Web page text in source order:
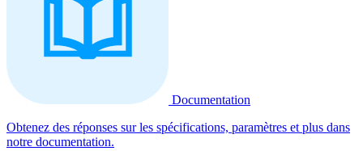
Documentation
Obtenez des réponses sur les spécifications, paramètres et plus dans
notre documentation.